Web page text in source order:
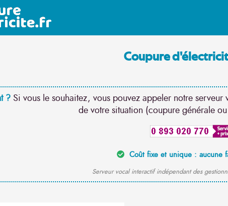
Coupure
? Si vous le souhaitez, vous pouvez appeler notre
de votre situation (coupure générale
Coût fixe et unique : aucune
Serveur vocal interactif indépendant des